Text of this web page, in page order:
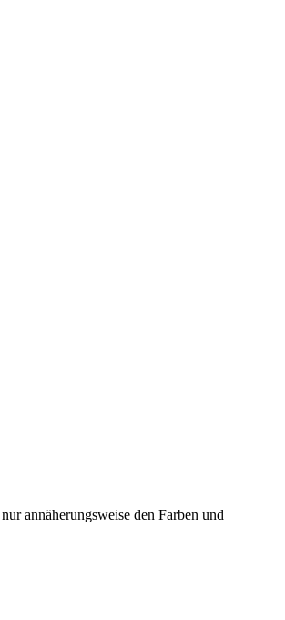
annäherungsweise den Farben und